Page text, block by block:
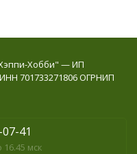
Хобби" — ИП
701733271806 ОГРНИП
41
мск